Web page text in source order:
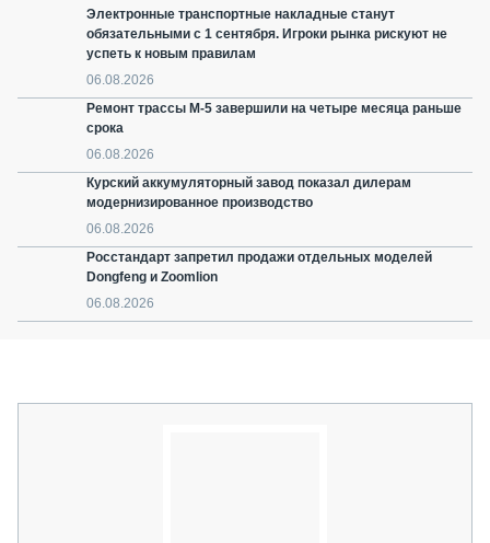
Электронные транспортные накладные станут
обязательными с 1 сентября. Игроки рынка рискуют не
успеть к новым правилам
06.08.2026
Ремонт трассы М-5 завершили на четыре месяца раньше
срока
06.08.2026
Курский аккумуляторный завод показал дилерам
модернизированное производство
06.08.2026
Росстандарт запретил продажи отдельных моделей
Dongfeng и Zoomlion
06.08.2026